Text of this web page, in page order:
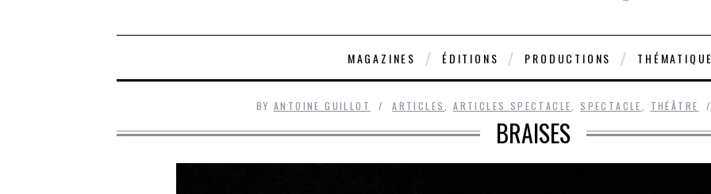
MAGAZINES ÉDITIONS PRODUCTIONS
BY ANTOINE GUILLOT ARTICLES ,ARTICLES SPECTACLE SPECTACLE THÉÂTRE
BRAISES